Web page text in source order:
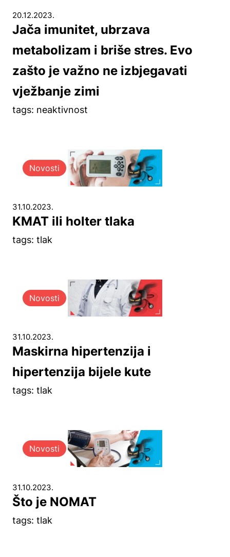
20.12.2023.
Jača imunitet, ubrzava
metabolizam i briše stres. Evo
zašto je važno ne izbjegavati
vježbanje zimi
tags: neaktivnost
Novosti
31.10.2023.
KMAT ili holter tlaka
tags: tlak
Novosti
31.10.2023.
Maskirna hipertenzija i
hipertenzija bijele kute
tags: tlak
Novosti
31.10.2023.
Što je NOMAT
tags: tlak